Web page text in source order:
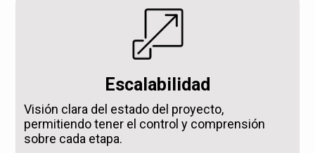
Escalabilidad
Visión clara del estado del proyecto,
permitiendo tener el control y comprensión
sobre cada etapa.